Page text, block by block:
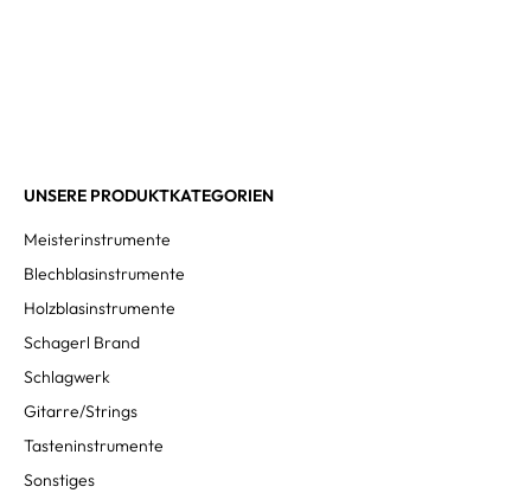
UNSERE PRODUKTKATEGORIEN
Meisterinstrumente
Blechblasinstrumente
Holzblasinstrumente
Schagerl Brand
Schlagwerk
Gitarre/Strings
Tasteninstrumente
Sonstiges